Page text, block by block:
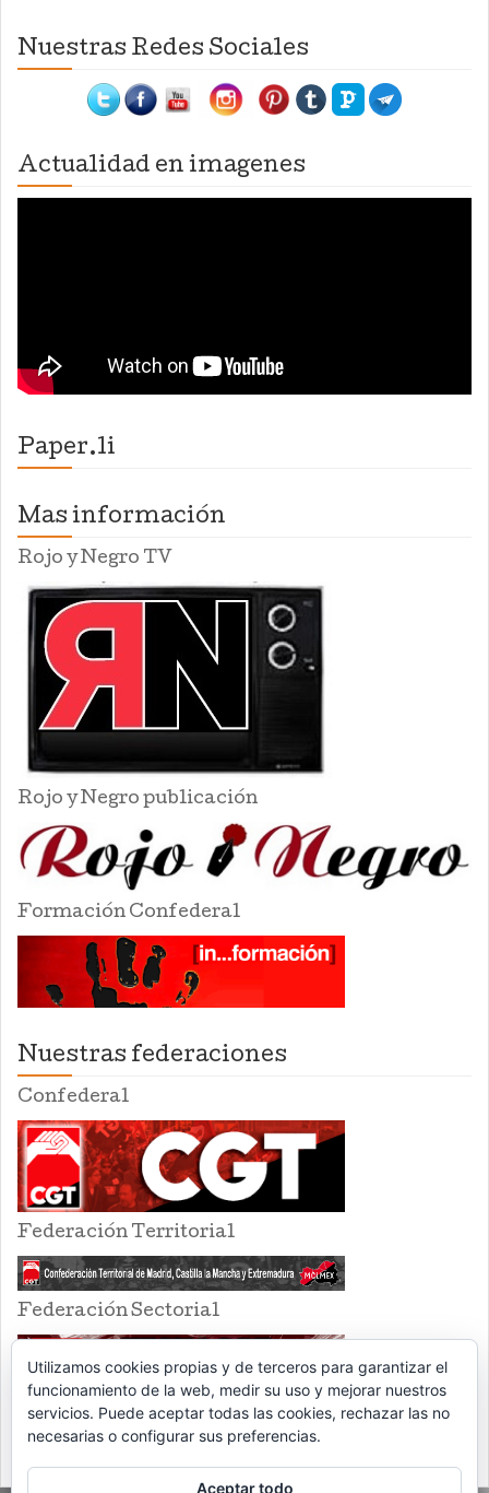
Nuestras Redes Sociales
Actualidad en imagenes
Paper.li
Mas información
Rojo y Negro TV
Rojo y Negro publicación
Formación Confederal
Nuestras federaciones
Confederal
Federación Territorial
Federación Sectorial
Utilizamos cookies propias y de terceros para garantizar el
funcionamiento de la web, medir su uso y mejorar nuestros
servicios. Puede aceptar todas las cookies, rechazar las no
necesarias o configurar sus preferencias.
Aceptar todo